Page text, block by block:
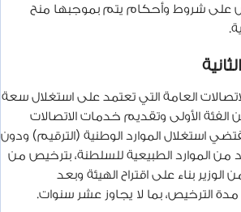
على شروط وأحكام يتم بموجبها منح
العامة التي تعتمد على استغلال سعة
الأولى وتقديم خدمات الاتصالات
استغلال الموارد الوطنية (الترقيم) ودون
من الموارد الطبيعية للسلطنة، بترخيص من
الوزير بناء على اقتراح الهيئة وبعد
مدة الترخيص، بما لا يجاوز عشر سنوات.